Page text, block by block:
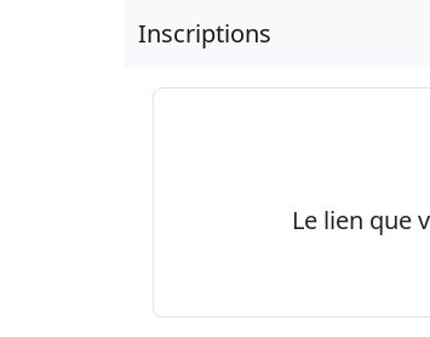
Inscriptions
Le lien que